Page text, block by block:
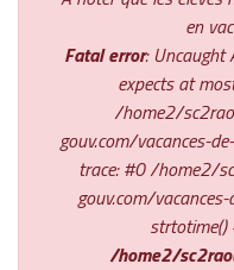
en
Fatal error: Uncaught
expects at
/home2/
gouv.com/vacances-
trace: #0 /home2/
gouv.com/
/home2/